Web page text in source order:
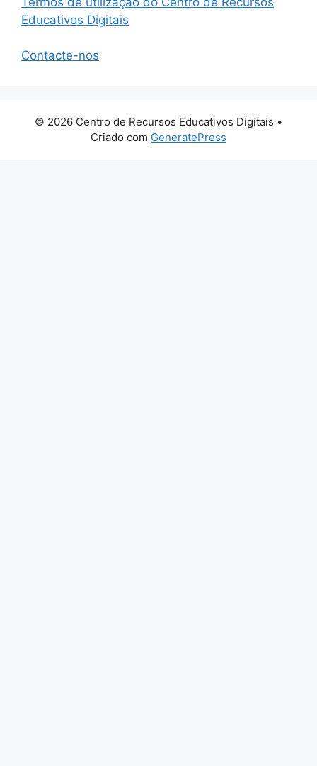
Educativos Digitais
Contacte-nos
© 2026 Centro de Recursos Educativos Digitais •
Criado com GeneratePress